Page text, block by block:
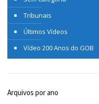
Tribunais
Últimos Vídeos
Vídeo 200 Anos do GOB
Arquivos por ano